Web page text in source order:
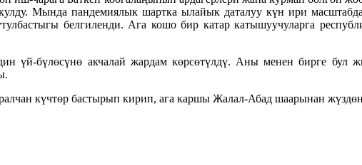
Мында пандемиялык шартка ылайык даталуу күн ири
белгиленди. Ага кошо бир катар катышуучуларга
үй-бүлөсүнө акчалай жардам көрсөтүлдү. Аны менен бирге бул
күчтөр бастырып кирип, ага каршы Жалал-Абад шаарынан